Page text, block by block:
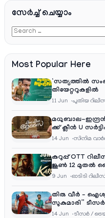
സേര്‍ച്ച്‌ ചെയ്യാം
Most Popular Here
‘സത്യത്തിൽ
തിയേറ്ററുകളിൽ
11 Jun പുതിയ
മധുബാല-
ക്ക് ക്ലീൻ U
റിലീസ്
14 Jun സിനിമ
കറുപ്പ് OTT
ജൂൺ 12 മുതൽ
9 Jun ഓടിടി
തിരു വീർ –
സുകുമാരി”
14 Jun ടീസര്‍ /